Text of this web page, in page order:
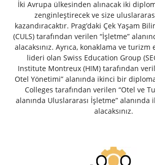
İki Avrupa ülkesinden alınacak iki
zenginleştirecek ve size
kazandıracaktır. Prag’daki Çek Yaşam
(CULS) tarafından verilen “İşletme”
alacaksınız. Ayrıca, konaklama ve
lideri olan Swiss Education Group
Institute Montreux (HIM) tarafından
Otel Yönetimi” alanında ikinci bir
Colleges tarafından verilen “Otel ve
alanında Uluslararası İşletme”
alacaksınız.